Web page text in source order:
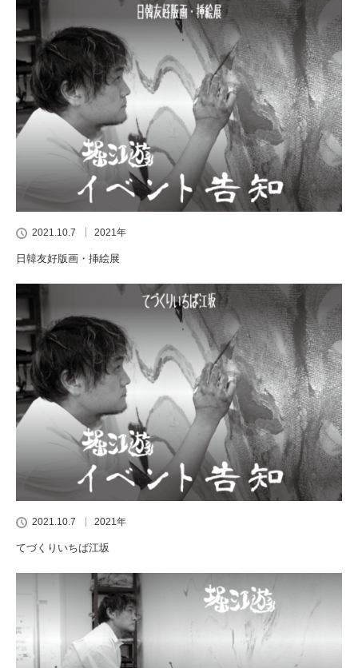
2021.10.7 2021年
日韓友好版画・挿絵展
2021.10.7 2021年
てづくりいちば江坂